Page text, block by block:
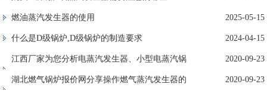
燃油蒸汽发生器的使用 2025-05-15
什么是D级锅炉,D级锅炉的制造要求 2024-04-15
江西厂家为您分析电蒸汽发生器、小型电蒸汽锅
炉的运营成本与因素
2020-09-23
湖北燃气锅炉报价网分享操作燃气蒸汽发生器的 2020-09-23